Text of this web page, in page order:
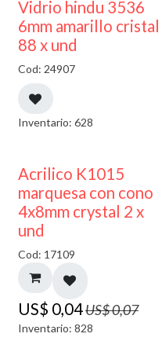
Vidrio hindu 3536
6mm amarillo cristal
88 x und
Cod: 24907
Inventario: 628
50% DESCUENTO
Acrilico K1015
marquesa con cono
4x8mm crystal 2 x
und
Cod: 17109
US$ 0,04US$0,07
Inventario: 828